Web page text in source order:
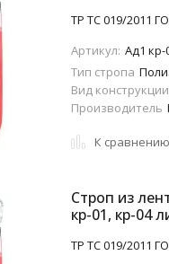
ТР ТС 019/2011
Артикул: Aд1 кр-
Тип стропа
Вид конструкции
Производитель
К сравнению
Строп из
кр-01, кр-04
ТР ТС 019/2011